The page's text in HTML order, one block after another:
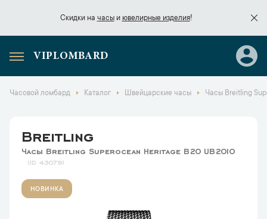
Скидки на часыи ювелирные изделия!
Скидки начасы
VIPLOMBARD
Часовой ломбард Каталог Швейцарские часы Часы Breitling
Breitling
Часы Breitling Superocean Heritage B20 UB2010
43079
НОВИНКА